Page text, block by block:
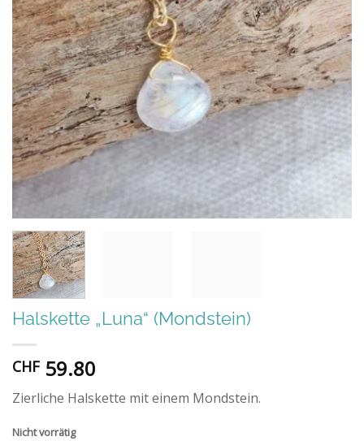
Halskette „Luna“ (Mondstein)
CHF 59.80
Zierliche Halskette mit einem Mondstein.
Nicht vorrätig